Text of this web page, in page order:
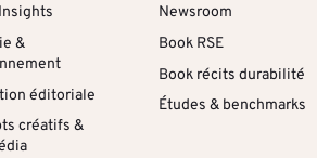
&
éditoriale
créatifs &
Newsroom
Book RSE
Book récits durabilité
Études & benchmarks